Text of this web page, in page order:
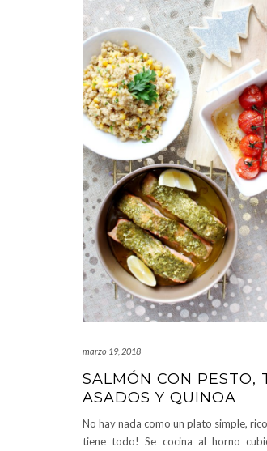
marzo 19, 2018
SALMÓN CON PESTO,
ASADOS Y QUINOA
No hay nada como un plato simple,
tiene todo! Se cocina al horno